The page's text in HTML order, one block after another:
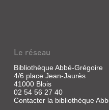
Le réseau
Bibliothèque Abbé-Grégoire
4/6 place Jean-Jaurès
41000 Blois
02 54 56 27 40
Contacter la bibliothèque